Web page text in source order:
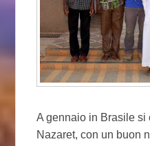
A gennaio in Brasile si
Nazaret, con un buon